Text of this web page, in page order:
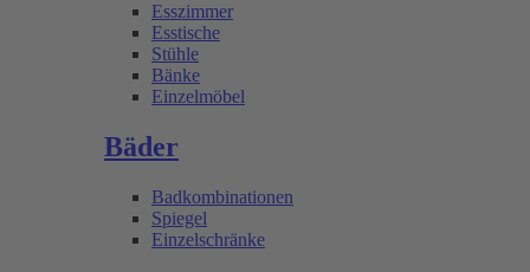
Esszimmer
Esstische
Stühle
Bänke
Einzelmöbel
Bäder
Badkombinationen
Spiegel
Einzelschränke